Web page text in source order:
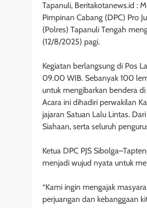
Tapanuli, Beritakotanews.id :
Pimpinan Cabang (DPC) Pro
(Polres) Tapanuli Tengah
(12/8/2025) pagi.
Kegiatan berlangsung di Pos
09.00 WIB. Sebanyak 100
untuk mengibarkan bendera
Acara ini dihadiri perwakilan
jajaran Satuan Lalu Lintas.
Siahaan, serta seluruh
Ketua DPC PJS
menjadi wujud nyata untuk
“Kami ingin mengajak
perjuangan dan kebanggaan